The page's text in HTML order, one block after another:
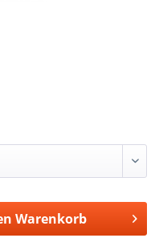
Warenkorb